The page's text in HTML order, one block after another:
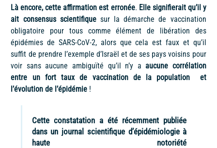
Là encore, cette affirmation est erronée. Elle signifierait qu’il y
ait consensus scientifiquesur la démarche de vaccination
obligatoire pour tous comme élément de libération des
épidémies de SARS-CoV-2, alors que cela est faux et qu’il
suffit de prendre l’exemple d’Israël et de ses pays voisins pour
voir sans aucune ambiguïté qu’il n’y a aucune corrélation
entre un fort taux de vaccination de la population et
l’évolution de l’épidémie !
Cette constatation a été récemment publiée
dans un journal scientifique d’épidémiologie à
haute notoriété